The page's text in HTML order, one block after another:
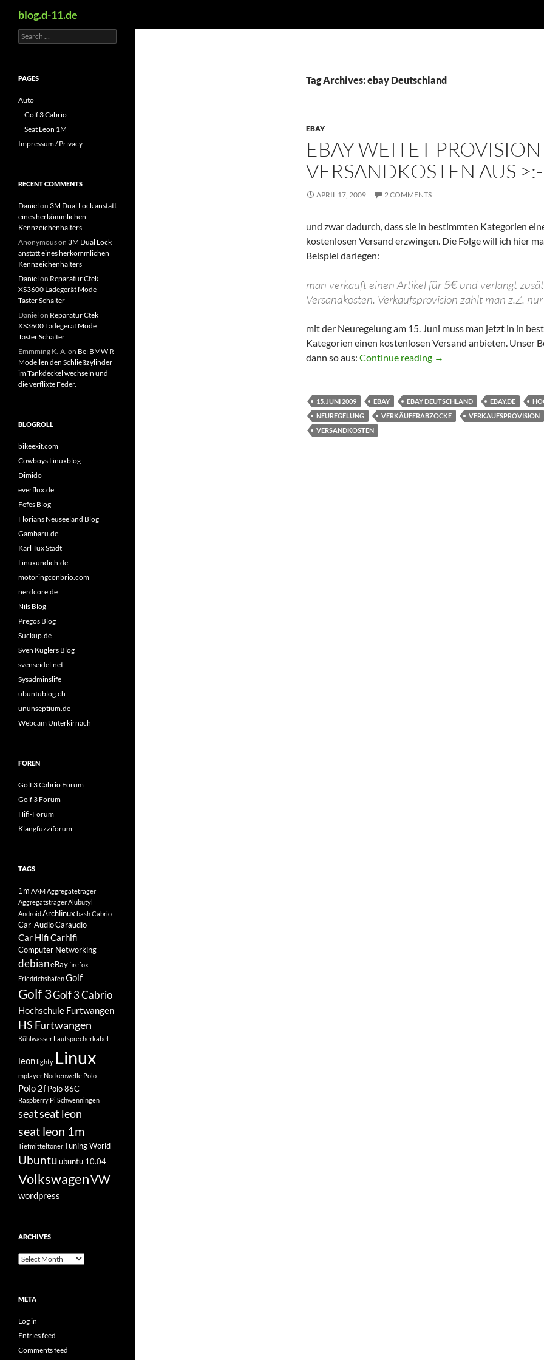
blog.d-11.de
Tag Archives: ebay Deutschland
EBAY
EBAY WEITET
VERSANDKOSTEN AUS
APRIL 17, 2009 2 COMMENTS
und zwar dadurch, dass sie in bestimmten Kategorien
kostenlosen Versand erzwingen. Die Folge will ich hier
Beispiel darlegen:
man verkauft einen Artikel für5€und verlangt
Versandkosten. Verkaufsprovision zahlt man z.Z.
mit der Neuregelung am 15. Juni muss man jetzt in in
Kategorien einen kostenlosen Versand anbieten. Unser
dann so aus: Continue reading eBay weitet Provision auf
→
15. JUNI 2009 EBAY EBAY DEUTSCHLAND EBAY.DE
NEUREGELUNG
VERKÄUFERABZOCKE
VERKAUFSPROVISION
VERSANDKOSTEN
Search
for:
PAGES
Auto
Golf 3 Cabrio
Seat Leon 1M
Impressum / Privacy
RECENT COMMENTS
Daniel on 3M Dual Lock anstatt
eines herkömmlichen
Kennzeichenhalters
Anonymouson 3M Dual Lock
anstatt eines herkömmlichen
Kennzeichenhalters
Daniel on Reparatur Ctek
XS3600 Ladegerät Mode
Taster Schalter
Daniel on Reparatur Ctek
XS3600 Ladegerät Mode
Taster Schalter
Emmming K.-A. on Bei BMW R-
Modellen den Schließzylinder
im Tankdeckel wechseln und
die verflixte Feder.
BLOGROLL
bikeexif.com
Cowboys Linuxblog
Dimido
everflux.de
Fefes Blog
Florians Neuseeland Blog
Gambaru.de
Karl Tux Stadt
Linuxundich.de
motoringconbrio.com
nerdcore.de
Nils Blog
Pregos Blog
Suckup.de
Sven Küglers Blog
svenseidel.net
Sysadminslife
ubuntublog.ch
ununseptium.de
Webcam Unterkirnach
FOREN
Golf 3 Cabrio Forum
Golf 3 Forum
Hifi-Forum
Klangfuzziforum
TAGS
1m AAMAggregateträger
AggregatsträgerAlubutyl
AndroidArchlinux bashCabrio
Car-AudioCaraudio
Car HifiCarhifi
Computer Networking
debianeBayfirefox
FriedrichshafenGolf
Golf 3Golf 3 Cabrio
Hochschule Furtwangen
HS Furtwangen
Kühlwasser Lautsprecherkabel
leonlighty Linux
mplayer Nockenwelle Polo
Polo 2fPolo 86C
Raspberry Pi Schwenningen
seatseat leon
seat leon 1m
TiefmitteltönerTuning World
Ubuntuubuntu 10.04
VolkswagenVW
wordpress
ARCHIVES
Archives
META
Log in
Entries feed
Comments feed